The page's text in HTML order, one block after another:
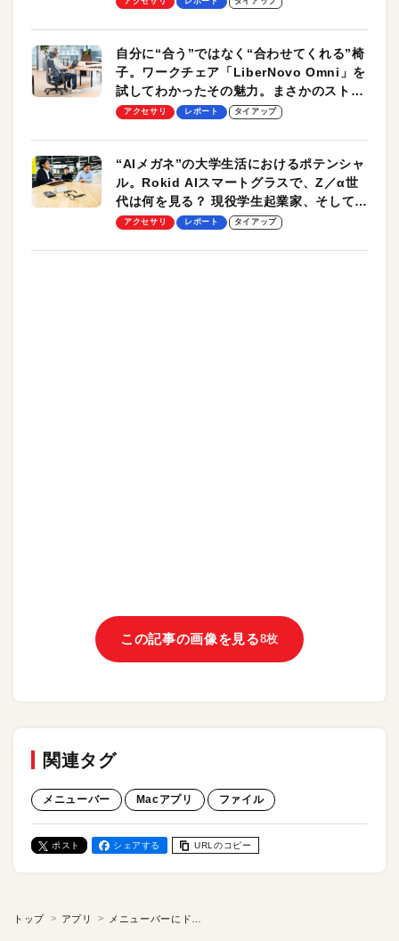
自分に“合う”ではなく“合わせてくれる”椅
子。ワークチェア「LiberNovo Omni」を
試してわかったその魅力。まさかのストレ
ッチ機能も搭載
アクセサリ レポート タイアップ
“AIメガネ”の大学生活におけるポテンシャ
ル。Rokid AIスマートグラスで、Z／α世
代は何を見る？ 現役学生起業家、そして教
授による体験会レポート【PR】
アクセサリ レポート タイアップ
この記事の画像を見る8枚
関連タグ
メニューバー Macアプリ ファイル
ポスト シェアする URLのコピー
トップ アプリ